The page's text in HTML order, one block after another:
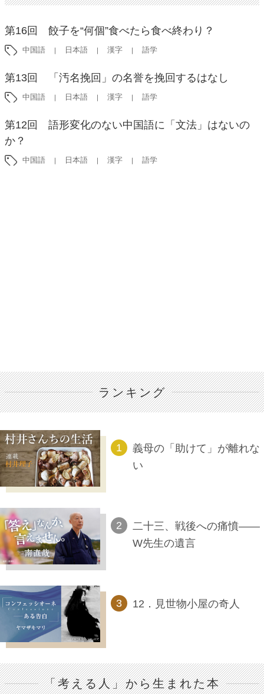
第16回 餃子を“何個”食べたら食べ終わり？
中国語 日本語 漢字 語学
第13回 「汚名挽回」の名誉を挽回するはなし
中国語 日本語 漢字 語学
第12回 語形変化のない中国語に「文法」はないの
か？
中国語 日本語 漢字 語学
ランキング
義母の「助けて」が離れな
い
二十三、戦後への痛憤――
W先生の遺言
12．見世物小屋の奇人
「考える人」から生まれた本